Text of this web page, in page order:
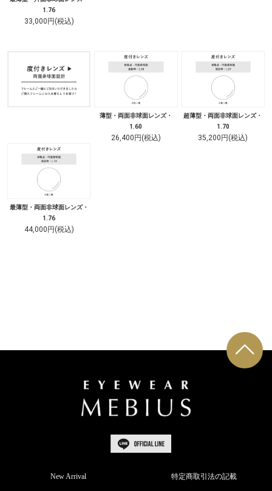
1.76
33,000円(税込)
薄型・両面非球面レンズ・
1.60
26,400円(税込)
超薄型・両面非球面レンズ・
1.70
35,200円(税込)
最薄型・両面非球面レンズ・
1.76
44,000円(税込)
New Arrival 特定商取引法の記載